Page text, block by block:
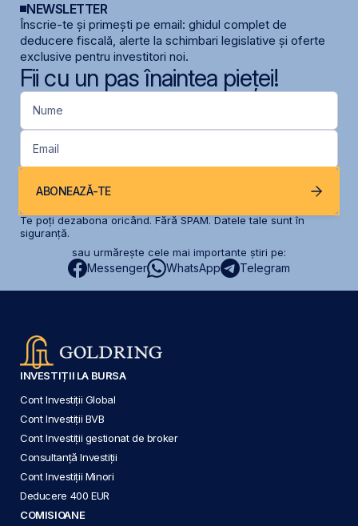
NEWSLETTER
Înscrie-te și primești pe email: ghidul complet de
deducere fiscală, alerte la schimbari legislative și oferte
exclusive pentru investitori noi.
Fii cu un pas înaintea pieței!
Nume
Email
ABONEAZĂ-TE
Te poți dezabona oricând. Fără SPAM. Datele tale sunt în
siguranță.
sau urmărește cele mai importante știri pe:
Messenger WhatsApp Telegram
INVESTIȚII LA BURSA
Cont Investiții Global
Cont Investiții BVB
Cont Investiții gestionat de broker
Consultanță Investiții
Cont Investiții Minori
Deducere 400 EUR
COMISIOANE